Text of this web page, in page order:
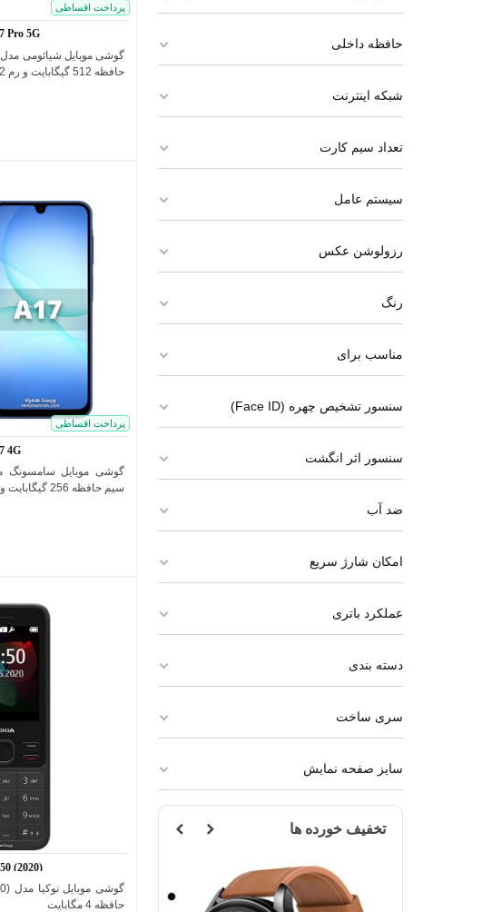
حافظه داخلی
شبکه اینترنت
تعداد سیم کارت
سیستم عامل
رزولوشن عکس
رنگ
مناسب برای
سنسور تشخیص چهره (Face ID)
سنسور اثر انگشت
ضد آب
امکان شارژ سریع
عملکرد باتری
دسته بندی
سری ساخت
سایز صفحه نمایش
تخفیف خورده ها
مشکی
پرداخت اقساطی
اضافه
Pro 5G
حافظه 512 گیگابایت و رم 12 گیگابایت
پرداخت اقساطی
اضافه
4G
سیم حافظه 256 گیگابایت و رم 8 گیگابایت
اضافه
(2020)
حافظه 4 مگابایت